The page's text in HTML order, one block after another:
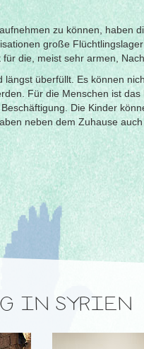
zu können, haben
große
die, meist sehr armen,
längst überfüllt. Es können
Für die Menschen ist
Die Kinder
neben dem Zuhause auch
IN SYRIEN